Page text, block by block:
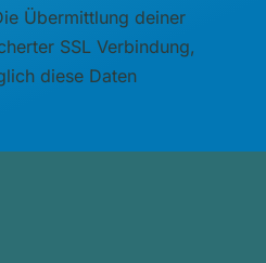
Übermittlung deiner
SSL Verbindung,
diese Daten